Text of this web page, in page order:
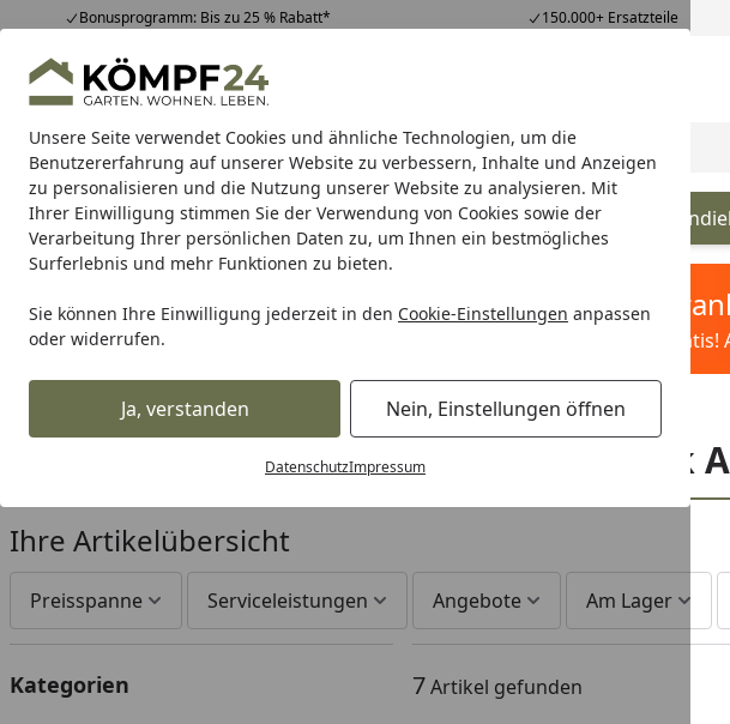
Unsere Seite verwendet Cookies und ähnliche Technologien, um die
Benutzererfahrung auf unserer Website zu verbessern, Inhalte und Anzeigen
zu personalisieren und die Nutzung unserer Website zu analysieren. Mit
Ihrer Einwilligung stimmen Sie der Verwendung von Cookies sowie der
Verarbeitung Ihrer persönlichen Daten zu, um Ihnen ein bestmögliches
Surferlebnis und mehr Funktionen zu bieten.
Sie können Ihre Einwilligung jederzeit in den Cookie-Einstellungen anpassen
oder widerrufen.
Ja, verstanden Nein, Einstellungen öffnen
DatenschutzImpressum
Bonusprogramm: Bis zu 25 % Rabatt* 150.000+ Ersatzteile
Hotline07051 / 9 22 22
Mo-Fr. 8-16 Uhr 25.957 Bewertungen
Alle Produkte
Alle ProdukteHighlights Tipps & Tricks Suche
TraumGarten Sichtschutzzäune Vorgartenzäune Tore
Karibu Pools inkl. gratis
Dein Traumpool im Sorglos-Paket: Filter&Pflege
Startseite
TraumGarten Terrassendielen DreamDeck Alu Zubehör
Zubehör für TraumGarten DreamDeck
Ihre Artikelübersicht
Preisspanne Serviceleistungen Angebote Am Lager
Kategorien 7Artikel gefunden